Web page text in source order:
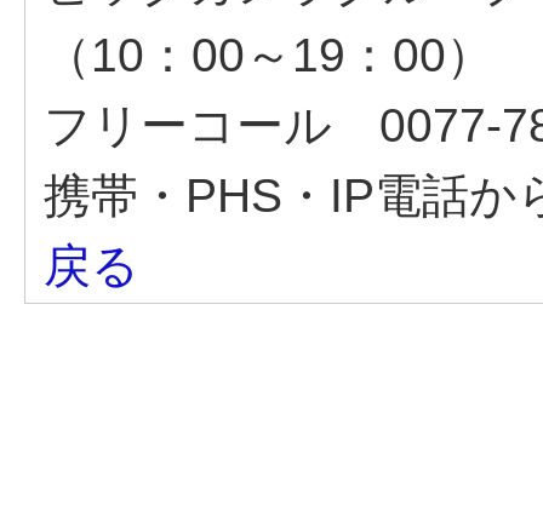
（10：00～19：00）
フリーコール 0077-
携帯・PHS・IP電話
戻る